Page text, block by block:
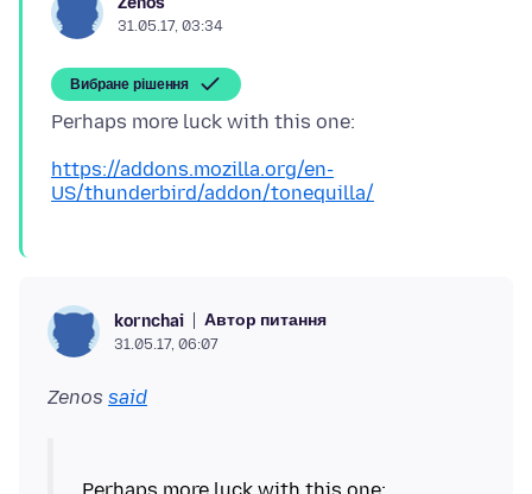
31.05.17, 03:34
Вибране рішення
https://addons.mozilla.org/en-
US/thunderbird/addon/tonequilla/
kornchai Автор питання
31.05.17, 06:07
Zenos said